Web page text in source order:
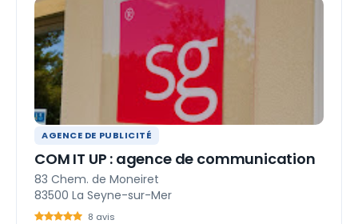
AGENCE DE PUBLICITÉ
COM IT UP : agence de communication
83 Chem. de Moneiret
83500 La Seyne-sur-Mer
8 avis